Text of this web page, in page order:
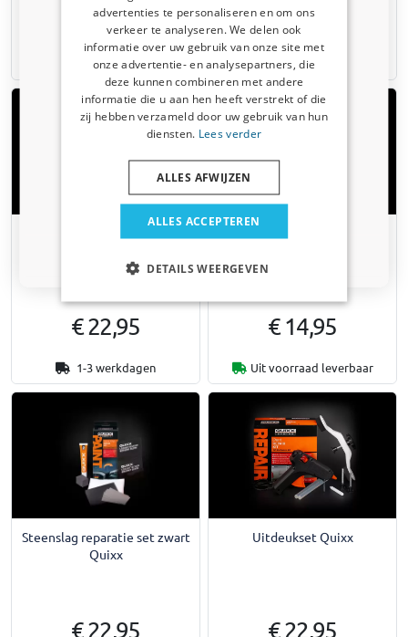
€ 22,95
1-3 werkdagen
€ 22,95
1-3 werkdagen
€ 22,95
1-3 werkdagen
€ 14,95
Uit voorraad leverbaar
Steenslag reparatie set zwart
Quixx
€ 22,95
Uitdeukset Quixx
€ 22,95
Kortingscode van 5% ontvangen?
Vertel ons waar u voor winkelt om uw korting te
ontvangen. Ik winkel voor mijn:
Auto
Bedrijfswagen
Huisdier
advertenties te personaliseren en om ons
verkeer te analyseren. We delen ook
informatie over uw gebruik van onze site met
onze advertentie- en analysepartners, die
deze kunnen combineren met andere
informatie die u aan hen heeft verstrekt of die
zij hebben verzameld door uw gebruik van hun
diensten. Lees verder
ALLES ACCEPTEREN
ALLES AFWIJZEN
DETAILS WEERGEVEN